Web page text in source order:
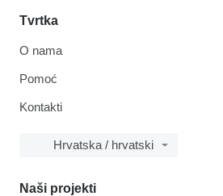
Tvrtka
O nama
Pomoć
Kontakti
Hrvatska / hrvatski
Naši projekti